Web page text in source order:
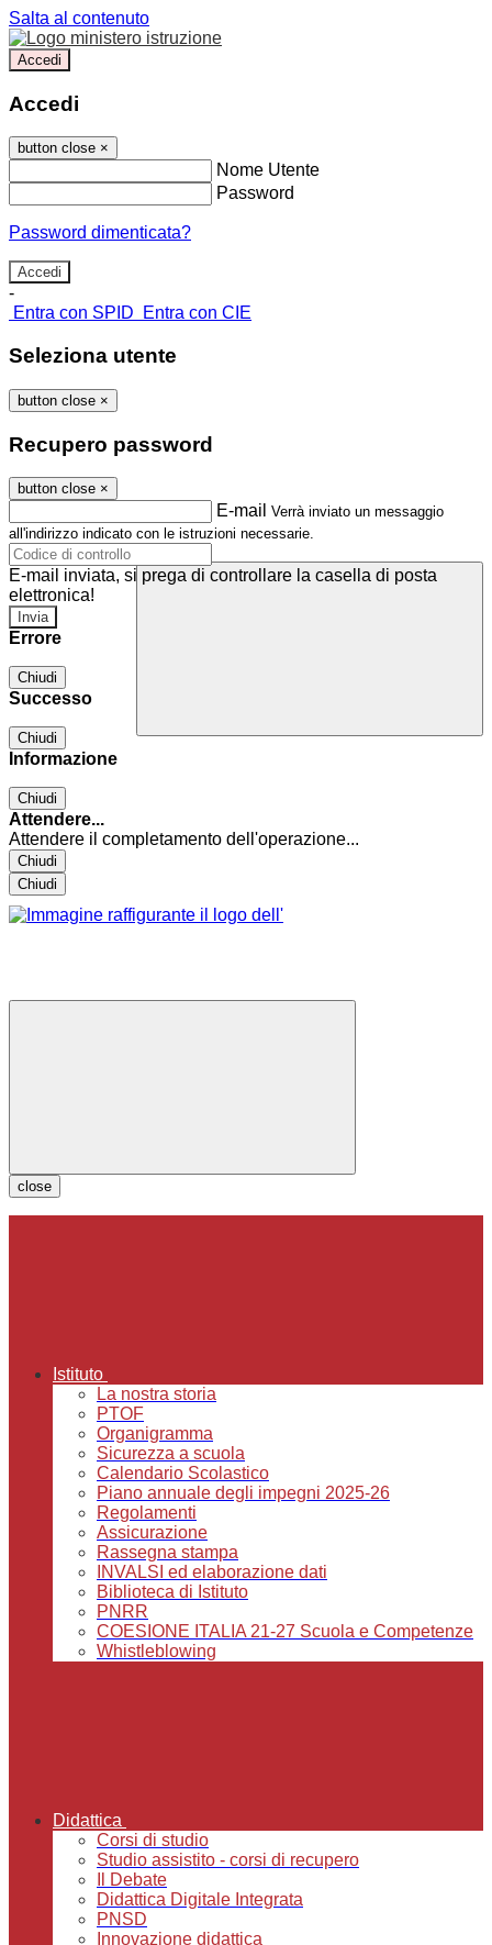
Salta al contenuto
Accedi
Accedi
button close ×
Nome Utente
Password
Password dimenticata?
-
Entra con SPID
Entra con CIE
Seleziona utente
button close ×
Recupero password
button close ×
E-mail Verrà inviato un messaggio
all'indirizzo indicato con le istruzioni necessarie.
E-mail inviata, si prega di controllare la casella di posta
elettronica!
Errore
Chiudi
Successo
Chiudi
Informazione
Chiudi
Attendere...
Attendere il completamento dell'operazione...
Chiudi
Chiudi
close
Istituto
La nostra storia
PTOF
Organigramma
Sicurezza a scuola
Calendario Scolastico
Piano annuale degli impegni 2025-26
Regolamenti
Assicurazione
Rassegna stampa
INVALSI ed elaborazione dati
Biblioteca di Istituto
PNRR
COESIONE ITALIA 21-27 Scuola e Competenze
Whistleblowing
Didattica
Corsi di studio
Studio assistito - corsi di recupero
Il Debate
Didattica Digitale Integrata
PNSD
Innovazione didattica